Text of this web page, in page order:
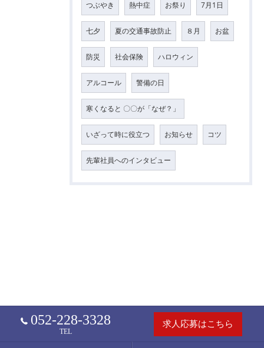
つぶやき 熱中症 お祭り 7月1日
七夕 夏の交通事故防止 ８月 お盆
防災 社会保険 ハロウィン
アルコール 警備の日
寒くなると 〇〇が「なぜ？」
いざって時に役立つ お知らせ コツ
先輩社員へのインタビュー
052-228-3328
TEL
求人応募はこちら